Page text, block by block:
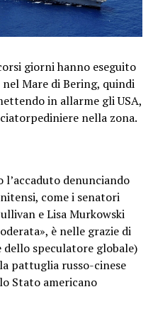
giorni hanno eseguito
Mare di Bering, quindi
in allarme gli USA,
nella zona.
l’accaduto denunciando
come i senatori
e Lisa Murkowski
è nelle grazie di
dello speculatore globale)
pattuglia russo-cinese
Stato americano